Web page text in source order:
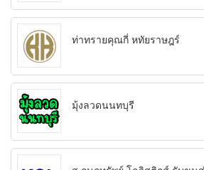
ท่าทรายคุณกี่ หทัยราษฎร์
มุ้งลวดนนทบุรี